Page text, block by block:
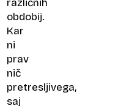
različnih
obdobij.
Kar
ni
prav
nič
pretresljivega,
saj